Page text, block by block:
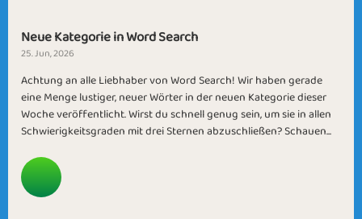
Neue Kategorie in Word Search
25. Jun, 2026
Achtung an alle Liebhaber von Word Search! Wir haben gerade
eine Menge lustiger, neuer Wörter in der neuen Kategorie dieser
Woche veröffentlicht. Wirst du schnell genug sein, um sie in allen
Schwierigkeitsgraden mit drei Sternen abzuschließen? Schauen...